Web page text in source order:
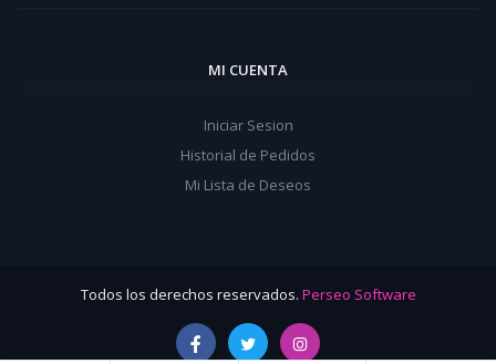
MI CUENTA
Iniciar Sesion
Historial de Pedidos
Mi Lista de Deseos
Todos los derechos reservados. Perseo Software